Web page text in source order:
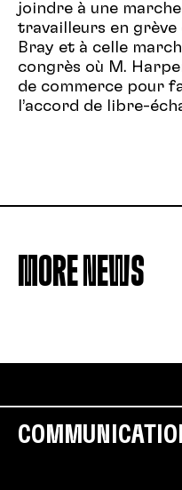
joindre à une
travailleurs en grève
Bray et à celle
congrès où M.
de commerce pour
l’accord de libre-
MORE NEWS